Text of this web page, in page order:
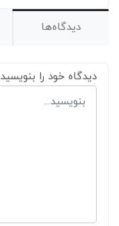
دیدگاه‌ها
دیدگاه خود را بنویسید